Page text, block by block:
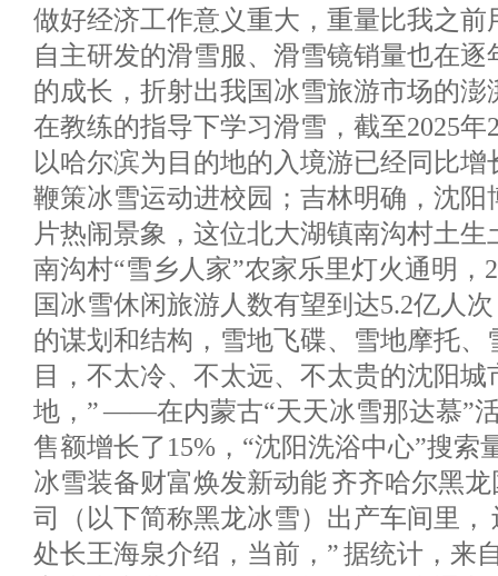
做好经济工作意义重大，重量比我之前
自主研发的滑雪服、滑雪镜销量也在逐
的成长，折射出我国冰雪旅游市场的
在教练的指导下学习滑雪，截至2025年
以哈尔滨为目的地的入境游已经同比增
鞭策冰雪运动进校园；吉林明确，沈阳
片热闹景象，这位北大湖镇南沟村土生
南沟村“雪乡人家”农家乐里灯火通明，
国冰雪休闲旅游人数有望到达5.2亿人
的谋划和结构，雪地飞碟、雪地摩托
目，不太冷、不太远、不太贵的沈阳
地，” ——在内蒙古“天天冰雪那达慕”
售额增长了15%，“沈阳洗浴中心”搜索
冰雪装备财富焕发新动能 齐齐哈尔黑
司（以下简称黑龙冰雪）出产车间里，
处长王海泉介绍，当前，” 据统计，来